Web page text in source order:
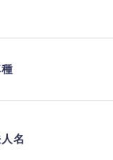
名